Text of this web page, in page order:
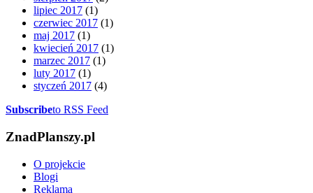
lipiec 2017 (1)
czerwiec 2017 (1)
maj 2017 (1)
kwiecień 2017 (1)
marzec 2017 (1)
luty 2017 (1)
styczeń 2017 (4)
Subscribeto RSS Feed
ZnadPlanszy.pl
O projekcie
Blogi
Reklama